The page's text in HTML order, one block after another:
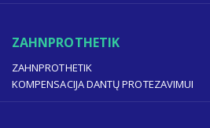
ZAHNPROTHETIK
ZAHNPROTHETIK
KOMPENSACIJA DANTŲ PROTEZAVIMUI